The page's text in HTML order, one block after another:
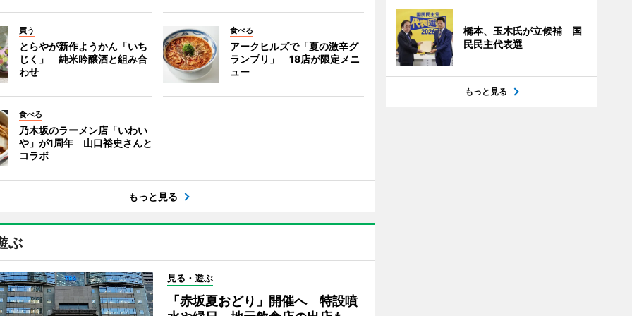
買う
とらやが新作ようかん「いち
じく」 純米吟醸酒と組み合
わせ
食べる
アークヒルズで「夏の激辛グ
ランプリ」 18店が限定メニ
ュー
食べる
乃木坂のラーメン店「いわい
や」が1周年 山口裕史さんと
コラボ
もっと見る
ぶ
見る・遊ぶ
「赤坂夏おどり」開催へ 特設噴
橋本、玉木氏が立候補 国
民民主代表選
もっと見る